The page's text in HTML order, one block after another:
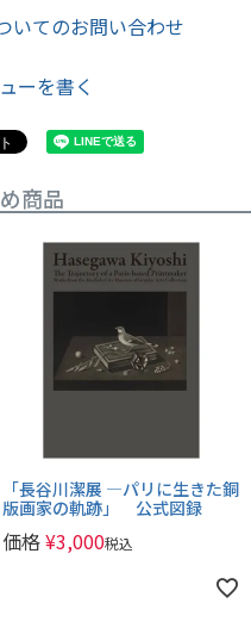
いてのお問い合わせ
ーを書く
商品
「長谷川潔展 ―パリに生きた銅
版画家の軌跡」 公式図録
価格¥3,000税込